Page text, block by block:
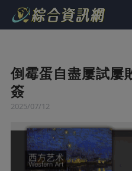
倒霉蛋自盡屢試屢
簽
2025/07/12